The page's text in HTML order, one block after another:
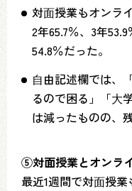
対⾯授業もオンラ
2年65.7％、3年
54.8％だった。
⾃由記述欄では、
るので困る」「⼤
は減ったものの、
⑤対面授業とオンラ
最近1週間で対⾯授